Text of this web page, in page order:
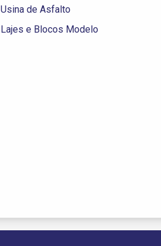
Usina de Asfalto
Lajes e Blocos Modelo